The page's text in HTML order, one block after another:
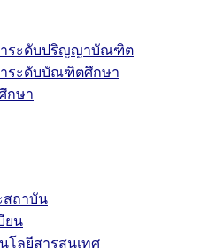
าระดับปริญญาบัณฑิต
ระดับบัณฑิตศึกษา
กษา
สถาบัน
ยน
โลยีสารสนเทศ